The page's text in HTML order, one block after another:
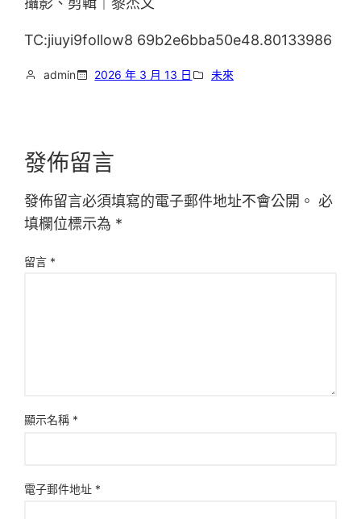
TC:jiuyi9follow8 69b2e6bba50e48.80133986
admin 2026 年 3 月 13 日 未來
發佈留言
發佈留言必須填寫的電子郵件地址不會公開。 必
填欄位標示為 *
留言 *
顯示名稱 *
電子郵件地址 *